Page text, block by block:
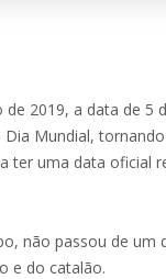
de 2019, a data de 5
Dia Mundial,
ter uma data oficial
não passou de um
e do catalão.